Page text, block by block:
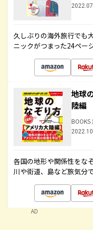
久しぶりの海外旅行でも
ニックがつまった24ペー
地球
陸編
BOOKS
各国の地形や関係性をな
川や街道、島など旅気分
AD